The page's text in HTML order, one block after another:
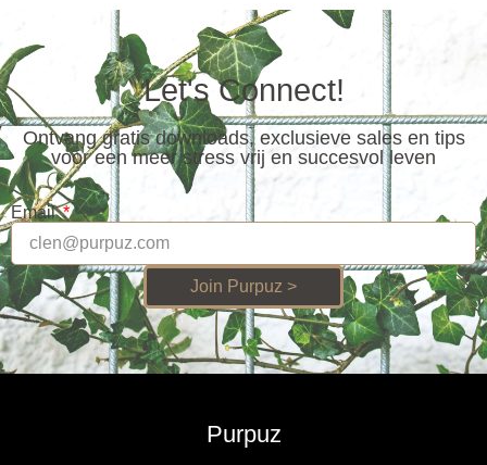
Let's Connect!
Ontvang gratis downloads, exclusieve sales en tips
voor een meer stress vrij en succesvol leven
Email
Join Purpuz >
Purpuz